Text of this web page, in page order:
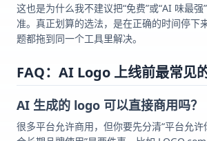
这也是为什么我不建议把“免费”或“AI 味最
准。真正划算的选法，是在正确的时间停下
题都拖到同一个工具里解决。
FAQ：AI Logo 上线前最常见
AI 生成的 logo 可以直接商用吗？
很多平台允许商用，但你要先分清“平台允许